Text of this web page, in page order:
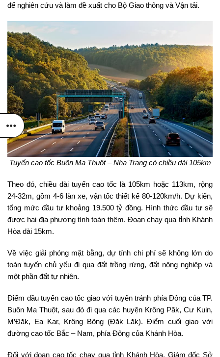
để nghiên cứu và làm đề xuất cho Bộ Giao thông và Vận tải.
Tuyến cao tốc Buôn Ma Thuột – Nha Trang có chiều dài 105km
Theo đó, chiều dài tuyến cao tốc là 105km hoặc 113km, rộng
24-32m, gồm 4-6 làn xe, vận tốc thiết kế 80-120km/h. Dự kiến,
tổng mức đầu tư khoảng 19.500 tỷ đồng. Hình thức đầu tư sẽ
được hai địa phương tính toán thêm. Đoạn chạy qua tỉnh Khánh
Hòa dài 15km.
Về việc giải phóng mặt bằng, dự tính chi phí sẽ không lớn do
toàn tuyến chủ yếu đi qua đất trồng rừng, đất nông nghiệp và
một phần đất tự nhiên.
Điểm đầu tuyến cao tốc giao với tuyến tránh phía Đông của TP.
Buôn Ma Thuột, sau đó đi qua các huyện Krông Păk, Cư Kuin,
M’Đăk, Ea Kar, Krông Bông (Đăk Lăk). Điểm cuối giao với
đường cao tốc Bắc – Nam, phía Đông của Khánh Hòa.
Đối với đoạn cao tốc chạy qua tỉnh Khánh Hòa, Giám đốc Sở